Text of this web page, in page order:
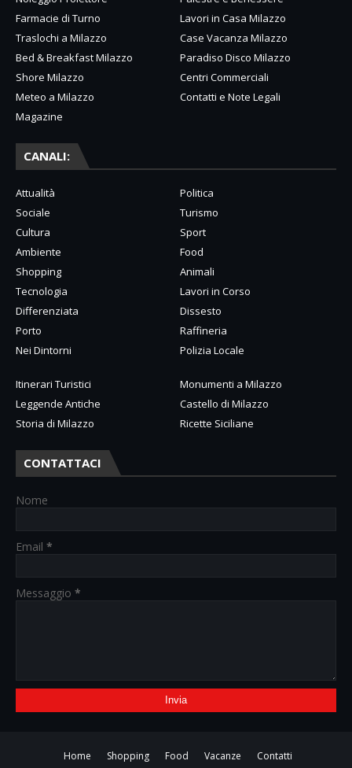
Farmacie di Turno
Lavori in Casa Milazzo
Traslochi a Milazzo
Case Vacanza Milazzo
Bed & Breakfast Milazzo
Paradiso Disco Milazzo
Shore Milazzo
Centri Commerciali
Meteo a Milazzo
Contatti e Note Legali
Magazine
CANALI:
Attualità
Politica
Sociale
Turismo
Cultura
Sport
Ambiente
Food
Shopping
Animali
Tecnologia
Lavori in Corso
Differenziata
Dissesto
Porto
Raffineria
Nei Dintorni
Polizia Locale
Itinerari Turistici
Monumenti a Milazzo
Leggende Antiche
Castello di Milazzo
Storia di Milazzo
Ricette Siciliane
CONTATTACI
Nome
Email *
Messaggio *
Home Shopping Food Vacanze Contatti